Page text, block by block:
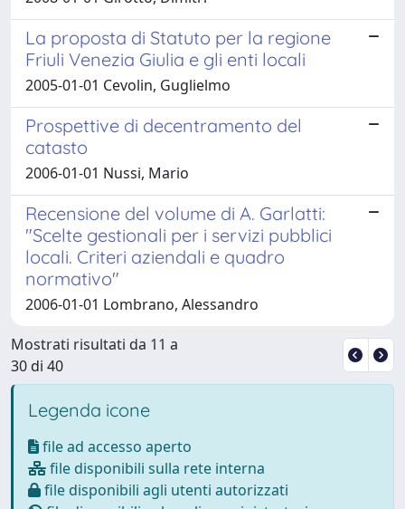
La proposta di Statuto per la regione
Friuli Venezia Giulia e gli enti locali
2005-01-01 Cevolin, Guglielmo
Prospettive di decentramento del
catasto
2006-01-01 Nussi, Mario
Recensione del volume di A. Garlatti:
"Scelte gestionali per i servizi pubblici
locali. Criteri aziendali e quadro
normativo"
2006-01-01 Lombrano, Alessandro
Mostrati risultati da 11 a
30 di 40
Legenda icone
file ad accesso aperto
file disponibili sulla rete interna
file disponibili agli utenti autorizzati